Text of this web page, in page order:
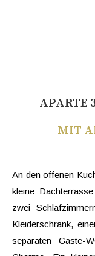
APARTE
MIT
An den offenen
kleine
zwei
Kleiderschrank,
separaten Gäste-